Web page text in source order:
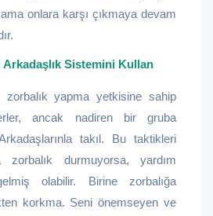
onlara karşı çıkmaya devam
Arkadaşlık Sistemini Kullan
yapma yetkisine sahip
ancak nadiren bir gruba
takıl. Bu taktikleri
zorbalık durmuyorsa, yardım
olabilir. Birine zorbalığa
korkma. Seni önemseyen ve